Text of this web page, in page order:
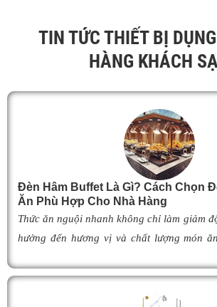
TIN TỨC THIẾT BỊ
HÀNG KHÁCH
Đèn Hâm Buffet Là Gì? Cách Chọn
Ăn Phù Hợp Cho Nhà Hàng
Thức ăn nguội nhanh không chỉ làm giảm
hưởng đến hương vị và chất lượng món
thành giải pháp được nhiều nhà hàng,
dưỡng lựa chọn nhờ khả năng giữ cho